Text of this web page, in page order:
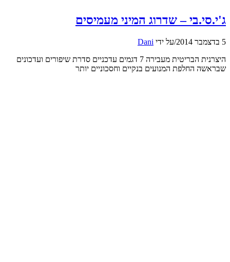
ג'י.סי.בי – שדרוג המיני מעמיסים
5 בדצמבר 2014 /על ידי Dani
היצרנית הבריטית מעבירה 7 דגמים עדכניים סדרת שיפורים ועדכונים
שבראשה החלפת המנועים בנקיים וחסכוניים יותר